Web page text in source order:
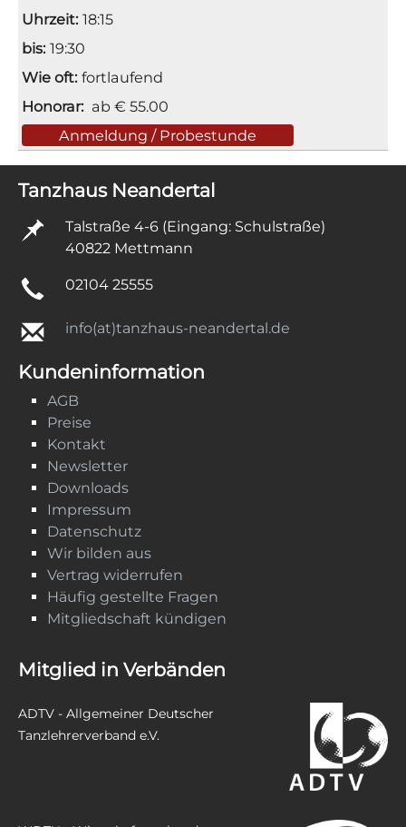
18:15
19:30
fortlaufend
ab € 55.00
Anmeldung / Probestunde
Tanzhaus Neandertal
Talstraße 4-6 (Eingang: Schulstraße)
40822 Mettmann
02104 25555
info(at)tanzhaus-neandertal.de
Kundeninformation
AGB
Preise
Kontakt
Newsletter
Downloads
Impressum
Datenschutz
Wir bilden aus
Vertrag widerrufen
Häufig gestellte Fragen
Mitgliedschaft kündigen
Mitglied in Verbänden
ADTV - Allgemeiner Deutscher
Tanzlehrerverband e.V.